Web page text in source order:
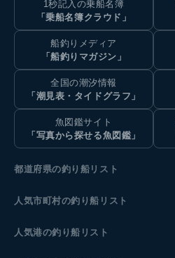
1秒記入の乗船名簿
「乗船名簿クラウド」
船釣りメディア
「船釣りマガジン」
全国の潮汐情報
「潮見表・タイドグラフ」
魚図鑑サイト
「写真から探せる魚図鑑」
都道府県の釣り船リスト
人気市町村の釣り船リスト
人気港の釣り船リスト